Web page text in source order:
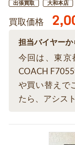
出張買取 大和本店
買取価格
担当バイヤーか
今回は、東京
COACH
や買い替えで
たら、アシス